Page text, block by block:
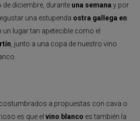
de diciembre, durante una semana y por
una estupenda ostra gallega en
un lugar tan apetecible como el
, junto a una copa de nuestro vino
a propuestas con cava o
es que el vino blanco es también la